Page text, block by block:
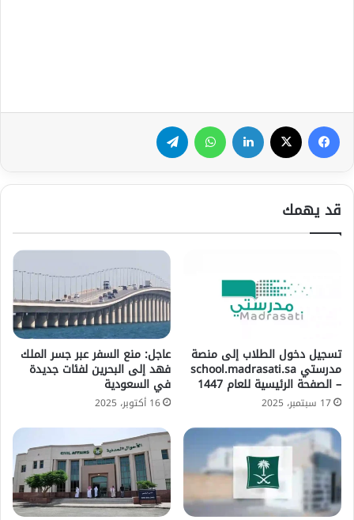
فيسبوك لينكدإن واتساب
قد يهمك
تسجيل دخول الطلاب إلى منصة
مدرستي school.madrasati.sa
– الصفحة الرئيسية للعام 1447
17 سبتمبر، 2025
عاجل: منع السفر عبر جسر الملك
فهد إلى البحرين لفئات جديدة
في السعودية
16 أكتوبر، 2025